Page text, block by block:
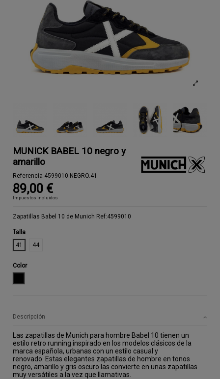
MUNICK BABEL 10 negro y
amarillo
Referencia 4599010.NEGRO.41
89,00 €
Impuestos incluidos
Zapatillas Babel 10 de Munich Ref:4599010
Talla
41
44
Color
Descripción
Las zapatillas de Munich para hombre Babel 10 tienen un
estilo retro running inspirado en los modelos clásicos de la
marca española, urbanas con un estilo casual y
renovado. Estas elegantes zapatillas de hombre en tonos
negro, amarillo y gris oscuro las convierte en unas zapatillas
muy versátiles a la vez que llamativas.